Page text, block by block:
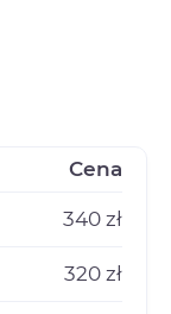
Cena
340 zł
320 zł